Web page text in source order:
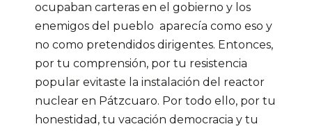
ocupaban carteras en el gobierno y los
enemigos del pueblo aparecía como eso y
no como pretendidos dirigentes. Entonces,
por tu comprensión, por tu resistencia
popular evitaste la instalación del reactor
nuclear en Pátzcuaro. Por todo ello, por tu
honestidad, tu vacación democracia y tu